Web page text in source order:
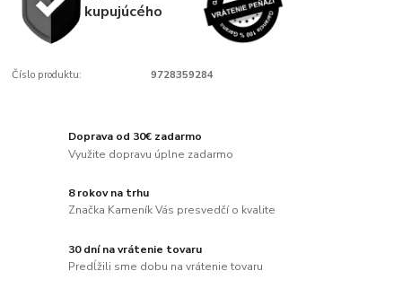
kupujúcého
Číslo produktu: 9728359284
Doprava od 30€ zadarmo
Využite dopravu úplne zadarmo
8 rokov na trhu
Značka Kameník Vás presvedčí o kvalite
30 dní na vrátenie tovaru
Predĺžili sme dobu na vrátenie tovaru